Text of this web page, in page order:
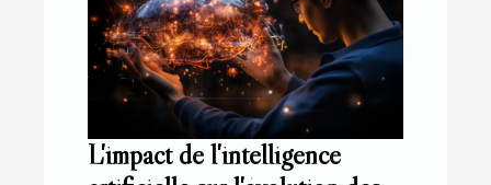
L'impact de l'intelligence